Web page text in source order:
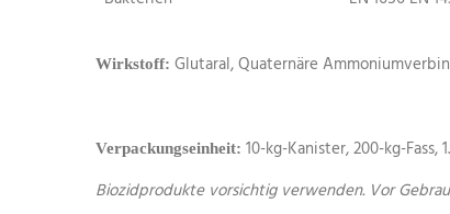
Wirkstoff: Glutaral, Quaternäre
Verpackungseinheit: 10-kg-Kanister, 200-kg-Fass,
Biozidprodukte vorsichtig verwenden. Vor